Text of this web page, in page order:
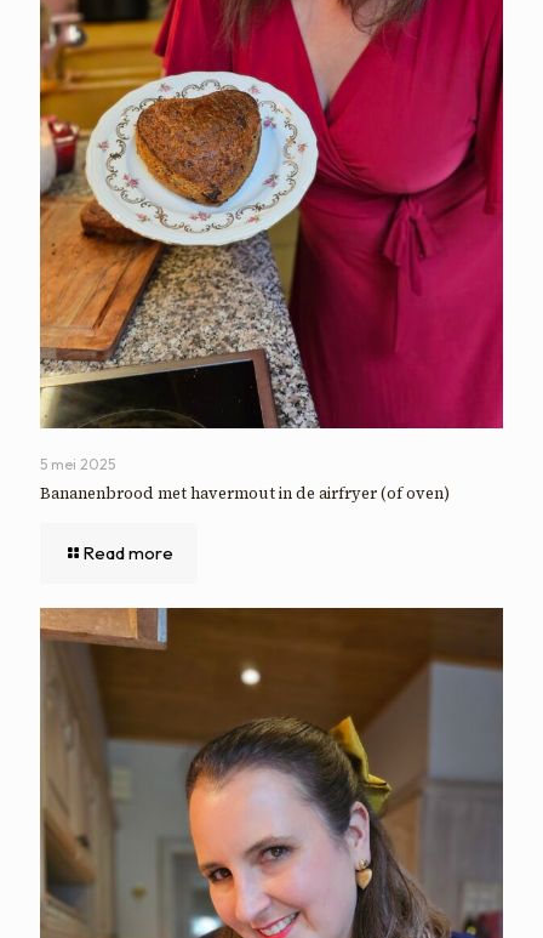
5 mei 2025
Bananenbrood met havermout in de airfryer (of oven)
Read more